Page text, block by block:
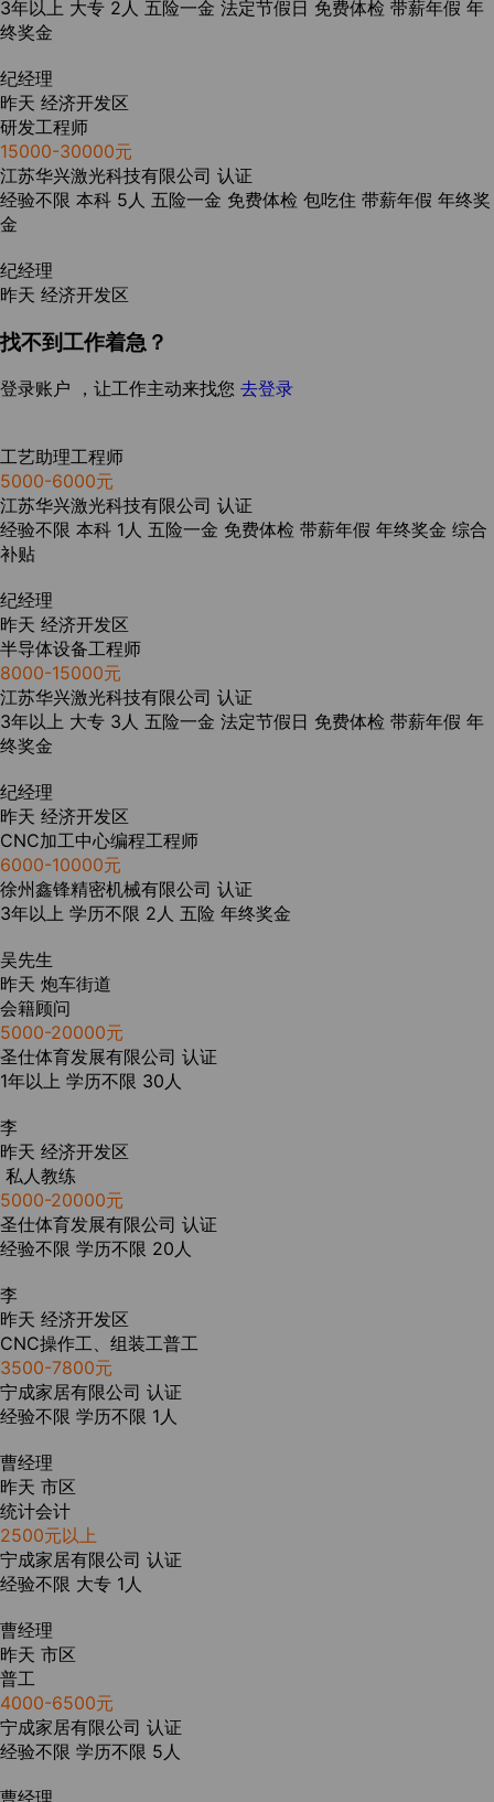
3年以上 大专 2人 五险一金 法定节假日 免费体检 带薪年假 年
终奖金
纪经理
昨天 经济开发区
研发工程师
15000-30000元
江苏华兴激光科技有限公司 认证
经验不限 本科 5人 五险一金 免费体检 包吃住 带薪年假 年终奖
金
纪经理
昨天 经济开发区
找不到工作着急？
登录账户 ，让工作主动来找您 去登录
工艺助理工程师
5000-6000元
江苏华兴激光科技有限公司 认证
经验不限 本科 1人 五险一金 免费体检 带薪年假 年终奖金 综合
补贴
纪经理
昨天 经济开发区
半导体设备工程师
8000-15000元
江苏华兴激光科技有限公司 认证
3年以上 大专 3人 五险一金 法定节假日 免费体检 带薪年假 年
终奖金
纪经理
昨天 经济开发区
CNC加工中心编程工程师
6000-10000元
徐州鑫锋精密机械有限公司 认证
3年以上 学历不限 2人 五险 年终奖金
吴先生
昨天 炮车街道
会籍顾问
5000-20000元
圣仕体育发展有限公司 认证
1年以上 学历不限 30人
李
昨天 经济开发区
私人教练
5000-20000元
圣仕体育发展有限公司 认证
经验不限 学历不限 20人
李
昨天 经济开发区
CNC操作工、组装工普工
3500-7800元
宁成家居有限公司 认证
经验不限 学历不限 1人
曹经理
昨天 市区
统计会计
2500元以上
宁成家居有限公司 认证
经验不限 大专 1人
曹经理
昨天 市区
普工
4000-6500元
宁成家居有限公司 认证
经验不限 学历不限 5人